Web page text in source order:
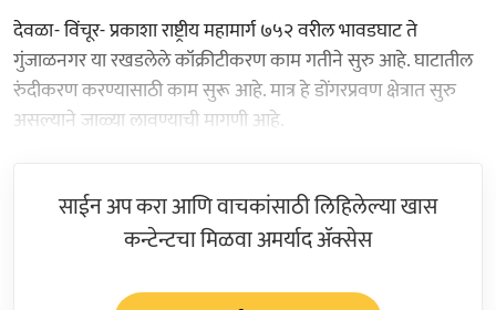
देवळा- विंचूर- प्रकाशा राष्ट्रीय महामार्ग ७५२ वरील भावडघाट ते
गुंजाळनगर या रखडलेले कॉक्रीटीकरण काम गतीने सुरु आहे. घाटातील
रुंदीकरण करण्यासाठी काम सुरू आहे. मात्र हे डोंगरप्रवण क्षेत्रात सुरु
असल्याने जाळ्या लावण्याची मागणी आहे.
साईन अप करा आणि वाचकांसाठी लिहिलेल्या खास
कन्टेन्टचा मिळवा अमर्याद ॲक्सेस